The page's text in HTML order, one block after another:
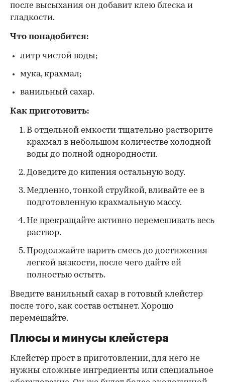
после высыхания он добавит клею блеска и
гладкости.
Что понадобится:
литр чистой воды;
мука, крахмал;
ванильный сахар.
Как приготовить:
В отдельной емкости тщательно растворите
крахмал в небольшом количестве холодной
воды до полной однородности.
Доведите до кипения остальную воду.
Медленно, тонкой струйкой, вливайте ее в
подготовленную крахмальную массу.
Не прекращайте активно перемешивать весь
раствор.
Продолжайте варить смесь до достижения
легкой вязкости, после чего дайте ей
полностью остыть.
Введите ванильный сахар в готовый клейстер
после того, как состав остынет. Хорошо
перемешайте.
Плюсы и минусы клейстера
Клейстер прост в приготовлении, для него не
нужны сложные ингредиенты или специальное